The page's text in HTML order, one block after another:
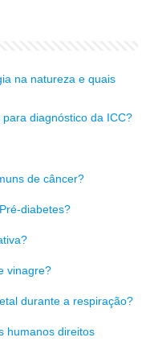
na natureza e quais
diagnóstico da ICC?
de câncer?
diabetes?
vinagre?
durante a respiração?
humanos direitos